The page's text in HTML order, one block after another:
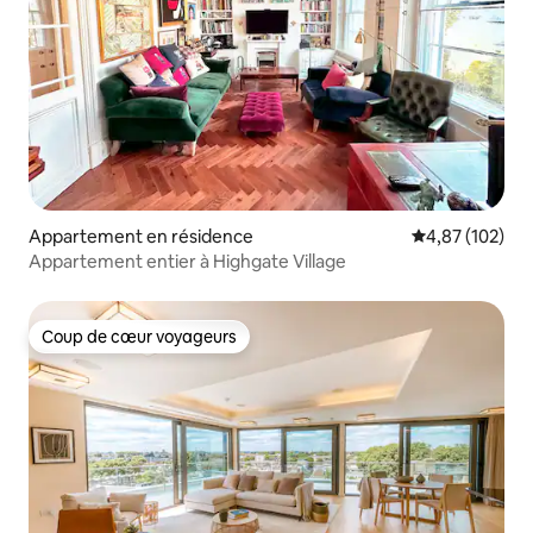
Appartement en résidence Évaluation
4,87 (102)
Appartement entier à Highgate Village
Coup de cœur voyageurs
Coup de cœur voyageurs